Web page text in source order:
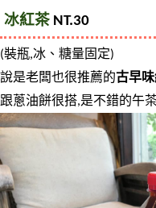
冰紅茶 NT.30
(裝瓶,冰、糖量固定)
說是老闆也很推薦的古早
跟蔥油餅很搭,是不錯的午